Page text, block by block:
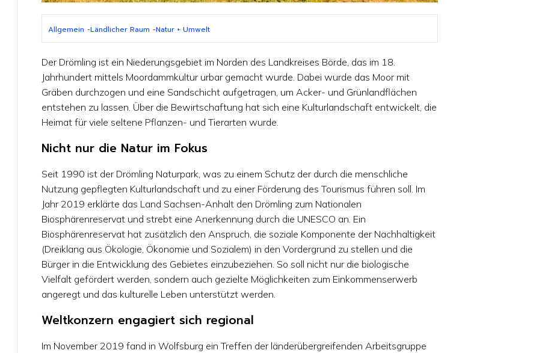
Allgemein -Ländlicher Raum -Natur + Umwelt
Der Drömling ist ein Niederungsgebiet im Norden des Landkreises Börde, das im 18.
Jahrhundert mittels Moordammkultur urbar gemacht wurde. Dabei wurde das Moor mit
Gräben durchzogen und eine Sandschicht aufgetragen, um Acker- und Grünlandflächen
entstehen zu lassen. Über die Bewirtschaftung hat sich eine Kulturlandschaft entwickelt, die
Heimat für viele seltene Pflanzen- und Tierarten wurde.
Nicht nur die Natur im Fokus
Seit 1990 ist der Drömling Naturpark, was zu einem Schutz der durch die menschliche
Nutzung gepflegten Kulturlandschaft und zu einer Förderung des Tourismus führen soll. Im
Jahr 2019 erklärte das Land Sachsen-Anhalt den Drömling zum Nationalen
Biosphärenreservat und strebt eine Anerkennung durch die UNESCO an. Ein
Biosphärenreservat hat zusätzlich den Anspruch, die soziale Komponente der Nachhaltigkeit
(Dreiklang aus Ökologie, Ökonomie und Sozialem) in den Vordergrund zu stellen und die
Bürger in die Entwicklung des Gebietes einzubeziehen. So soll nicht nur die biologische
Vielfalt gefördert werden, sondern auch gezielte Möglichkeiten zum Einkommenserwerb
angeregt und das kulturelle Leben unterstützt werden.
Weltkonzern engagiert sich regional
Im November 2019 fand in Wolfsburg ein Treffen der länderübergreifenden Arbeitsgruppe